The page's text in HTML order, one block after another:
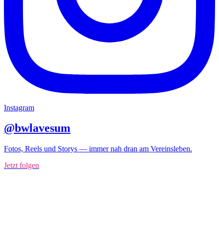
Instagram
@bwlavesum
Fotos, Reels und Storys — immer nah dran am Vereinsleben.
Jetzt folgen